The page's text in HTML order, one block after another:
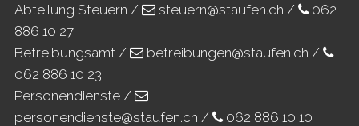
Abteilung Steuern /
steuern@staufen.ch /
062
886 10 27
Betreibungsamt /
betreibungen@staufen.ch /
062 886 10 23
Personendienste /
personendienste@staufen.ch /
062 886 10 10